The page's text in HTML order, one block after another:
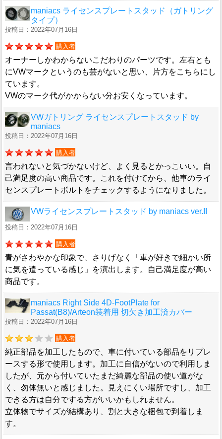
maniacs ライセンスプレートスタッド（ガトリング
タイプ）
投稿日：2022年07月16日
購入者
オーナーしかわからないこだわりのパーツです。左右とも
にVWマークというのも芸がないと思い、片方をこちらにし
ています。
VWのマーク代がかからない分お安くなっています。
VWガトリング ライセンスプレートスタッド by
maniacs
投稿日：2022年07月16日
購入者
言われないと気づかないけど、よく見るとかっこいい。自
己満足度の高い商品です。これを付けてから、他車のライ
センスプレートボルトをチェックするようになりました。
VWライセンスプレートスタッド by maniacs ver.II
投稿日：2022年07月16日
購入者
青がさわやかな印象で、さりげなく「車が好きで細かい所
に気を遣っている感じ」を演出します。自己満足度が高い
商品です。
maniacs Right Side 4D-FootPlate for
Passat(B8)/Arteon装着用 切欠き加工済カバー
投稿日：2022年07月16日
購入者
純正部品を加工したもので、車に付いている部品をリプレ
ースする形で使用します。加工に自信がないので利用しま
したが、元から付いていたまだ綺麗な部品の使い道がな
く、勿体無いと感じました。見えにくい場所ですし、加工
できる方は自分でする方がいいかもしれません。
立体物でサイズが結構あり、割と大きな梱包で到着しま
す。